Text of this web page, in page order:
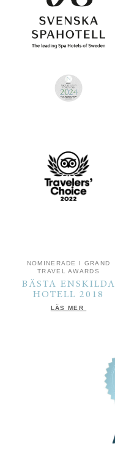
NOMINERADE I GRAND
TRAVEL AWARDS
BÄSTA ENSKILDA
HOTELL 2018
LÄS MER